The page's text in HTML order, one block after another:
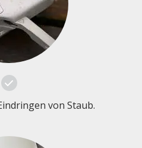
von Staub.